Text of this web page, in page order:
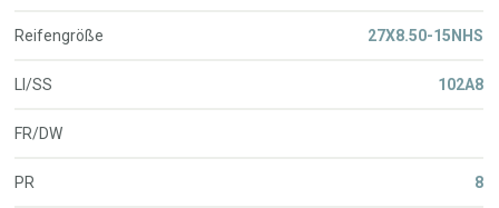
Reifengröße 27X8.50-15NHS
LI/SS 102A8
FR/DW
PR 8